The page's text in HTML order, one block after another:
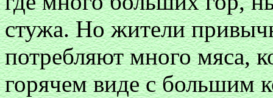
стужа. Но жители
потребляют много мяса,
горячем виде с большим